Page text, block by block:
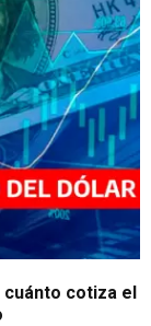
cuánto cotiza el